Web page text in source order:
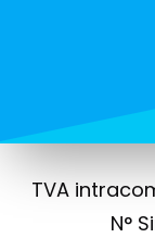
TVA
N°